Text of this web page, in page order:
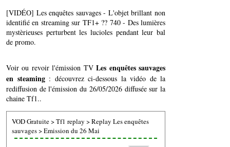
[VIDÉO] Les enquêtes sauvages - L'objet brillant non
identifié en streaming sur TF1+ ?? 740 - Des lumières
mystèrieuses perturbent les lucioles pendant leur bal
de promo.
Voir ou revoir l'émission TVLes enquêtes sauvages
en steaming: découvrez ci-dessous la vidéo de la
rediffusion de l'émission du 26/05/2026 diffusée sur la
chaine Tf1..
VOD Gratuite>Tf1 replay >Replay Les enquêtes
sauvages>Emission du 26 Mai